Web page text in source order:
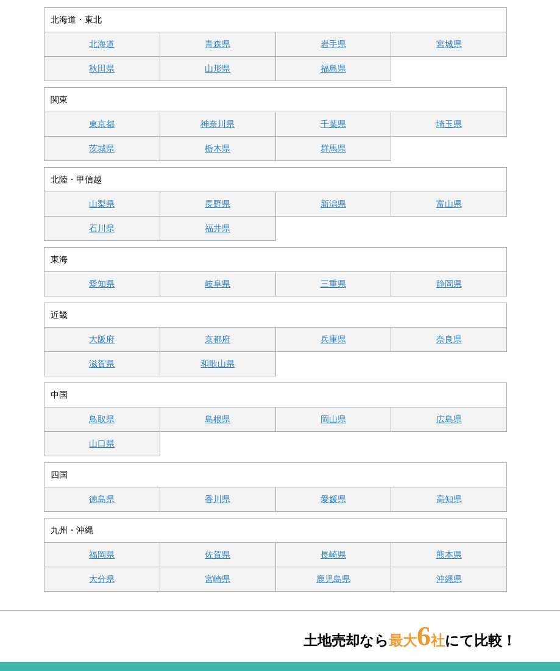
北海道・東北
北海道 青森県 岩手県 宮城県
秋田県 山形県 福島県
関東
東京都 神奈川県 千葉県 埼玉県
茨城県 栃木県 群馬県
北陸・甲信越
山梨県 長野県 新潟県 富山県
石川県 福井県
東海
愛知県 岐阜県 三重県 静岡県
近畿
大阪府 京都府 兵庫県 奈良県
滋賀県 和歌山県
中国
鳥取県 島根県 岡山県 広島県
山口県
四国
徳島県 香川県 愛媛県 高知県
九州・沖縄
福岡県 佐賀県 長崎県 熊本県
大分県 宮崎県 鹿児島県 沖縄県
土地売却なら最大6社にて比較！